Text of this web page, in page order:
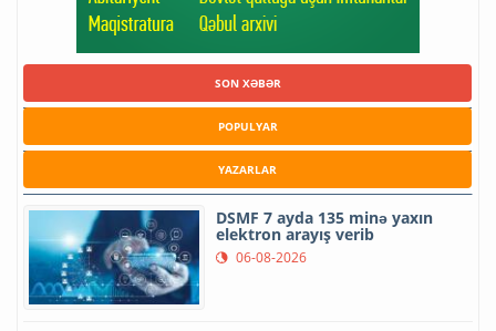
SON XƏBƏR
POPULYAR
YAZARLAR
DSMF 7 ayda 135 minə yaxın
elektron arayış verib
06-08-2026